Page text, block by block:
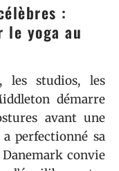
:
yoga au
les studios, les
démarre
avant une
perfectionné sa
convie